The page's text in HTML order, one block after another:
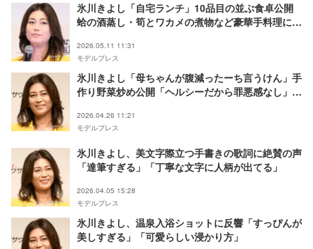
氷川きよし「自宅ランチ」10品目の並ぶ食卓公開
蛤の酒蒸し・筍とワカメの煮物など豪華手料理に
2026.05.11 11:31
モデルプレス
氷川きよし「母ちゃんが腹減ったーち言うけん」手
作り野菜炒め公開「ヘルシーだから罪悪感なし」
2026.04.26 11:21
モデルプレス
氷川きよし、美文字際立つ手書きの歌詞に絶賛の声
「達筆すぎる」「丁寧な文字に人柄が出てる」
2026.04.05 15:28
モデルプレス
氷川きよし、温泉入浴ショットに反響「すっぴんが
美しすぎる」「可愛らしい浸かり方」